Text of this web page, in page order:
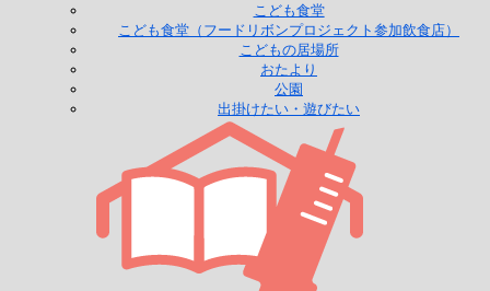
こども食堂
こども食堂（フードリボンプロジェクト参加飲食店）
こどもの居場所
おたより
公園
出掛けたい・遊びたい